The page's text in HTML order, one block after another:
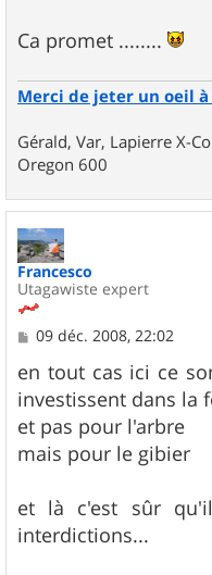
Ca promet ........
Merci de jeter un oeil
Gérald, Var, Lapierre X-
Oregon 600
Francesco
Utagawiste expert
M
s
s
a
g
e
09 déc. 2008, 22:02
en tout cas ici ce
investissent dans la
et pas pour l'arbre
mais pour le gibier
et là c'est sûr
interdictions...